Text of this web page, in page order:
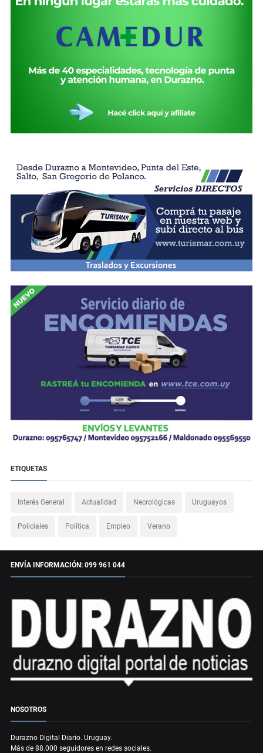
ETIQUETAS
Interés General Actualidad Necrológicas Uruguayos
Policiales Política Empleo Verano
ENVÍA INFORMACIÓN: 099 961 044
NOSOTROS
Durazno Digital Diario. Uruguay.
Más de 88.000 seguidores en redes sociales.